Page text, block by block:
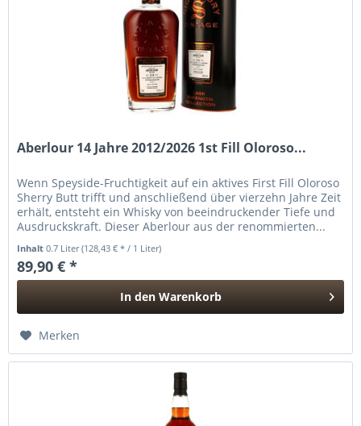
Aberlour 14 Jahre 2012/2026 1st Fill Oloroso...
Wenn Speyside-Fruchtigkeit auf ein aktives First Fill Oloroso
Sherry Butt trifft und anschließend über vierzehn Jahre Zeit
erhält, entsteht ein Whisky von beeindruckender Tiefe und
Ausdruckskraft. Dieser Aberlour aus der renommierten...
Inhalt0.7 Liter(128,43 € * / 1 Liter)
89,90 € *
In den Warenkorb
Merken